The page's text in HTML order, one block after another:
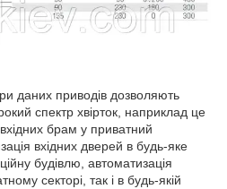
даних приводів дозволяють
спектр хвірток, наприклад це
брам у приватний
вхідних дверей в будь-яке
будівлю, автоматизація
секторі, так і в будь-якій